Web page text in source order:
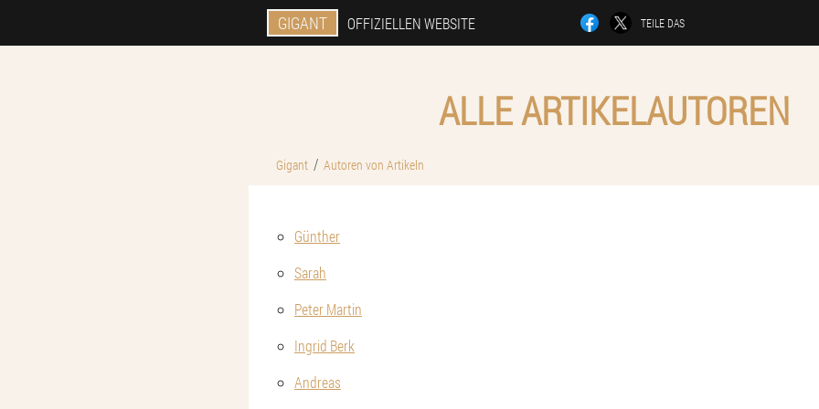
GIGANT OFFIZIELLEN WEBSITE TEILE DAS
ALLE ARTIKELAUTOREN
Gigant Autoren von Artikeln
Günther
Sarah
Peter Martin
Ingrid Berk
Andreas